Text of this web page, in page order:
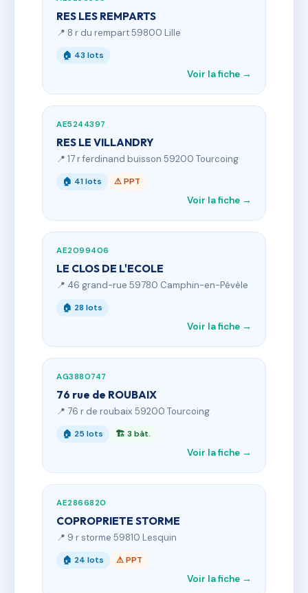
RES LES REMPARTS
📍 8 r du rempart 59800 Lille
🏠 43 lots
Voir la fiche →
AE5244397
RES LE VILLANDRY
📍 17 r ferdinand buisson 59200 Tourcoing
🏠 41 lots ⚠ PPT
Voir la fiche →
AE2099406
LE CLOS DE L'ECOLE
📍 46 grand-rue 59780 Camphin-en-Pévèle
🏠 28 lots
Voir la fiche →
AG3880747
76 rue de ROUBAIX
📍 76 r de roubaix 59200 Tourcoing
🏠 25 lots 🏗 3 bât.
Voir la fiche →
AE2866820
COPROPRIETE STORME
📍 9 r storme 59810 Lesquin
🏠 24 lots ⚠ PPT
Voir la fiche →